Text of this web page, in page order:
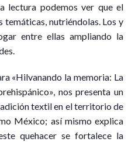
lectura podemos ver que el
temáticas, nutriéndolas. Los y
entre ellas ampliando la
«Hilvanando la memoria: La
nos presenta un
textil en el territorio de
México; así mismo explica
quehacer se fortalece la